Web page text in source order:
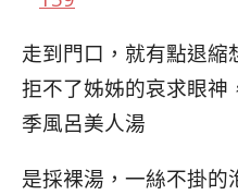
走到門口，就有點退縮
拒不了姊姊的哀求眼神
季風呂美人湯
是採裸湯，一絲不掛的